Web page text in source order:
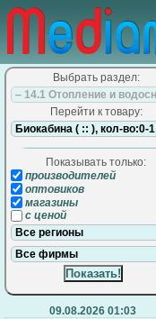
Выбрать раздел:
Перейти к товару:
Показывать только:
производителей
оптовиков
магазины
с ценой
09.08.2026 01:03